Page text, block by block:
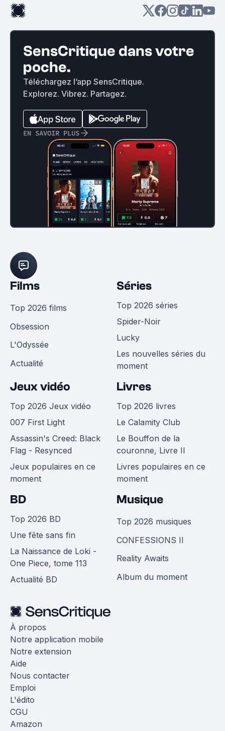
SensCritique dans votre
poche.
Téléchargez l’app SensCritique.
Explorez. Vibrez. Partagez.
EN SAVOIR PLUS
Films
Top 2026 films
Obsession
L'Odyssée
Actualité
Séries
Top 2026 séries
Spider-Noir
Lucky
Les nouvelles séries du
moment
Jeux vidéo
Top 2026 Jeux vidéo
007 First Light
Assassin's Creed: Black
Flag - Resynced
Jeux populaires en ce
moment
Livres
Top 2026 livres
Le Calamity Club
Le Bouffon de la
couronne, Livre II
Livres populaires en ce
moment
BD
Top 2026 BD
Une fête sans fin
La Naissance de Loki -
One Piece, tome 113
Actualité BD
Musique
Top 2026 musiques
CONFESSIONS II
Reality Awaits
Album du moment
À propos
Notre application mobile
Notre extension
Aide
Nous contacter
Emploi
L'édito
CGU
Amazon